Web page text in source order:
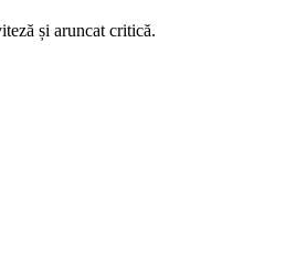
și aruncat critică.